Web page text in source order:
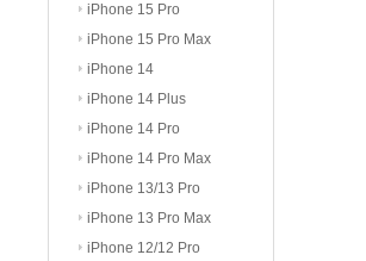
iPhone 15 Pro
iPhone 15 Pro Max
iPhone 14
iPhone 14 Plus
iPhone 14 Pro
iPhone 14 Pro Max
iPhone 13/13 Pro
iPhone 13 Pro Max
iPhone 12/12 Pro